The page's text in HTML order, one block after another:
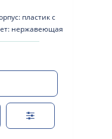
пластик с
нержавеющая
Защит..